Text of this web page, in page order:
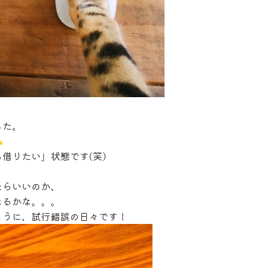
。
りたい」状態です(笑)
いいのか、
かな。。。
に、試行錯誤の日々です！